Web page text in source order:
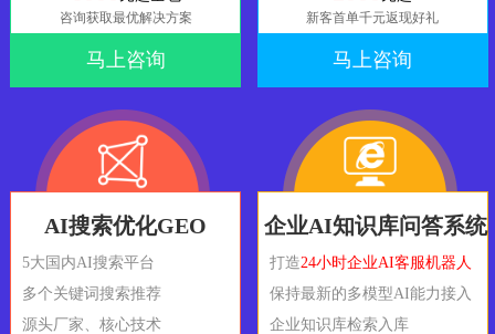
咨询获取最优解决方案
马上咨询
新客首单千元返现好礼
马上咨询
AI搜索优化GEO
5大国内AI搜索平台
多个关键词搜索推荐
源头厂家、核心技术
企业AI知识库问答系统
打造24小时企业AI客服机器人
保持最新的多模型AI能力接入
企业知识库检索入库